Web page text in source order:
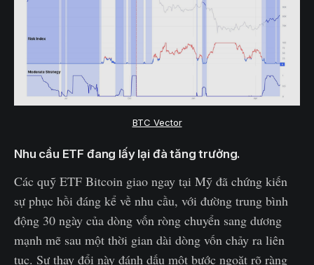
BTC Vector
Nhu cầu ETF đang lấy lại đà tăng trưởng.
Các quỹ ETF Bitcoin giao ngay tại Mỹ đã chứng kiến ​​
sự phục hồi đáng kể về nhu cầu, với đường trung bình
động 30 ngày của dòng vốn ròng chuyển sang dương
mạnh mẽ sau một thời gian dài dòng vốn chảy ra liên
tục. Sự thay đổi này đánh dấu một bước ngoặt rõ ràng